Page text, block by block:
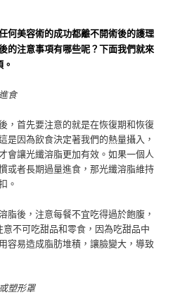
何美容術的成功都離不開術後的護理
的注意事項有哪些呢？下面我們就來
食
，首先要注意的就是在恢復期和恢復
是因為飲食決定著我們的熱量攝入，
會讓光纖溶脂更加有效。如果一個人
或者長期過量進食，那光纖溶脂維持
。
脂後，注意每餐不宜吃得過於飽腹，
意不可吃甜品和零食，因為吃甜品中
容易造成脂肪堆積，讓臉變大，導致
塑形罩